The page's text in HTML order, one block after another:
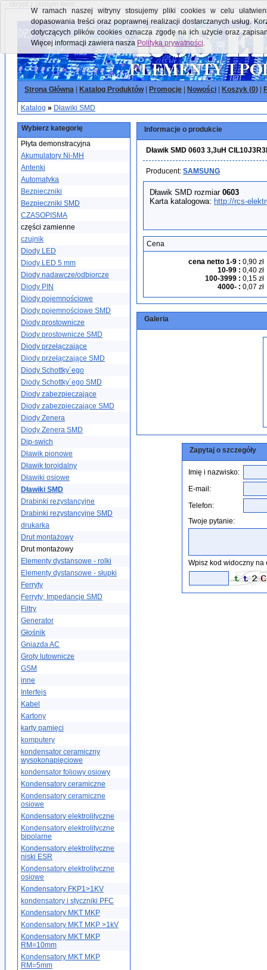
- skrypt z jasnym tłem:
Strona Główna Katalog Produktów| Promocje Nowości Koszyk (0)
Katalog » Dławiki SMD
Wybierz kategorię
Płyta demonstracyjna
Akumulatory Ni-MH
Antenki
Automatyka
Bezpieczniki
Bezpieczniki SMD
CZASOPISMA
części zamienne
czujnik
Diody LED
Diody LED 5 mm
Diody nadawcze/odbiorcze
Diody PIN
Diody pojemnościowe
Diody pojemnościowe SMD
Diody prostownicze
Diody prostownicze SMD
Diody przełączające
Diody przełączające SMD
Diody Schottky´ego
Diody Schottky´ego SMD
Diody zabezpieczające
Diody zabezpieczające SMD
Diody Zenera
Diody Zenera SMD
Dip-swich
Dławik pionowe
Dławik toroidalny
Dławiki osiowe
Dławiki SMD
Drabinki rezystancyjne
Drabinki rezystancyjne SMD
drukarka
Drut montażowy
Drut montażowy
Elementy dystansowe - rolki
Elementy dystansowe - słupki
Ferryty
Ferryty; Impedancje SMD
Filtry
Generator
Głośnik
Gniazda AC
Groty lutownicze
GSM
inne
Interfejs
Kabel
Kartony
karty pamięci
komputery
kondensator ceramiczny
wysokonapięciowe
kondensator foliowy osiowy
Kondensatory ceramiczne
Kondensatory ceramiczne
osiowe
Kondensatory elektrolityczne
Kondensatory elektrolityczne
bipolarne
Kondensatory elektrolityczne
niski ESR
Kondensatory elektrolityczne
osiowe
Kondensatory FKP1>1KV
kondensatory i styczniki PFC
Kondensatory MKT MKP
Kondensatory MKT MKP >1kV
Kondensatory MKT MKP
RM=10mm
Kondensatory MKT MKP
RM=5mm
Informacje o produkcie
Dławik SMD 0603 3,3uH
Producent: SAMSUNG
Dławik SMD rozmiar 0603
Karta katalogowa: http://rcs-
Cena
cena netto 1-9 : 0,90 zł
10-99 : 0,40 zł
100-3999 : 0,15 zł
4000- : 0,07 zł
Galeria
Zapytaj o szczegóły
Imię i nazwisko:
E-mail:
Telefon:
Twoje pytanie:
Wpisz kod widoczny na
W ramach naszej witryny stosujemy pliki cookies w celu
dopasowania treści oraz poprawnej realizacji dostarczanych usług.
dotyczących plików cookies oznacza zgodę na ich użycie oraz
Więcej informacji zawiera nasza Polityka prywatności.